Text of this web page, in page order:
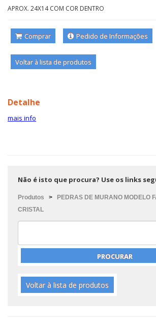
APROX. 24X14 COM COR DENTRO
Comprar Pedido de Informações
Voltar à lista de produtos
Detalhe
mais info
Não é isto que procura? Use os links
Produtos > PEDRAS DE MURANO MODELO
CRISTAL
Voltar à lista de produtos